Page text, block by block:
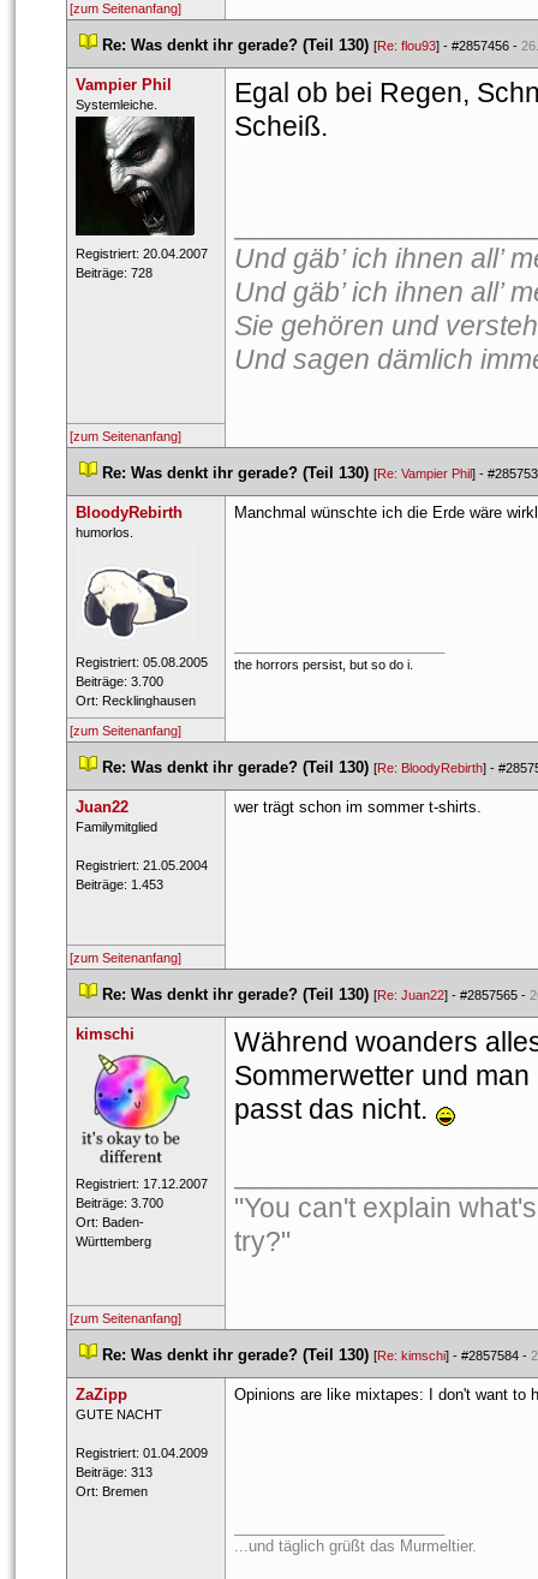
[zum Seitenanfang]
Re: Was denkt ihr gerade? (Teil 130) [Re: flou93] - #2857456 -
Vampier Phil
Syste​mleic​he.​
Registriert: 20.04.2007
Beiträge: 728
Egal ob bei Regen,
Scheiß.
Und gäb’ ich ihnen all’
Und gäb’ ich ihnen all’
Sie gehören und
Und sagen dämlich
[zum Seitenanfang]
Re: Was denkt ihr gerade? (Teil 130) [Re: Vampier Phil] -
BloodyRebirth
​humorlos.
Registriert: 05.08.2005
Beiträge: 3.700
Ort: Recklinghausen
Manchmal wünschte ich die Erde wäre
the horrors persist, but so do i.
[zum Seitenanfang]
Re: Was denkt ihr gerade? (Teil 130) [Re: BloodyRebirth] -
Juan22
​Familymitglied
Registriert: 21.05.2004
Beiträge: 1.453
wer trägt schon im sommer t-shirts.
[zum Seitenanfang]
Re: Was denkt ihr gerade? (Teil 130) [Re: Juan22] - #2857565 -
kimschi
Registriert: 17.12.2007
Beiträge: 3.700
Ort: Baden-
Württemberg
Während woanders
Sommerwetter und
passt das nicht.
"You can't explain
try?"
[zum Seitenanfang]
Re: Was denkt ihr gerade? (Teil 130) [Re: kimschi] - #2857584 -
ZaZipp
GUTE ​NACHT​
Registriert: 01.04.2009
Beiträge: 313
Ort: Bremen
Opinions are like mixtapes: I don't want to
...und täglich grüßt das Murmeltier.